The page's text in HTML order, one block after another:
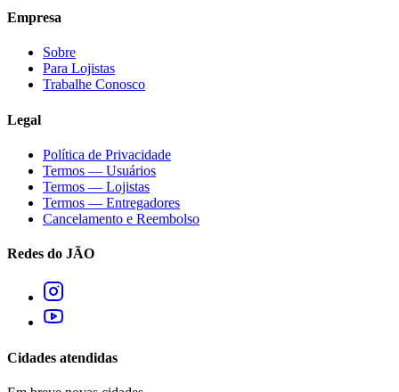
Empresa
Sobre
Para Lojistas
Trabalhe Conosco
Legal
Política de Privacidade
Termos — Usuários
Termos — Lojistas
Termos — Entregadores
Cancelamento e Reembolso
Redes do JÃO
Cidades atendidas